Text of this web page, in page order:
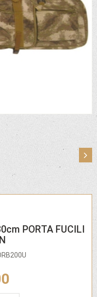
PORTA FUCILI